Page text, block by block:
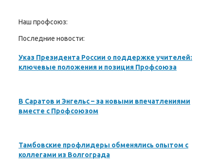
Наш профсоюз:
Последние новости:
Указ Президента России о поддержке учителей:
ключевые положения и позиция Профсоюза
В Саратов и Энгельс – за новыми впечатлениями
вместе с Профсоюзом
Тамбовские профлидеры обменялись опытом с
коллегами из Волгограда